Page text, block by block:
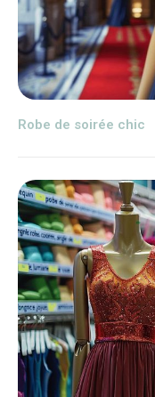
Robe de soirée chic